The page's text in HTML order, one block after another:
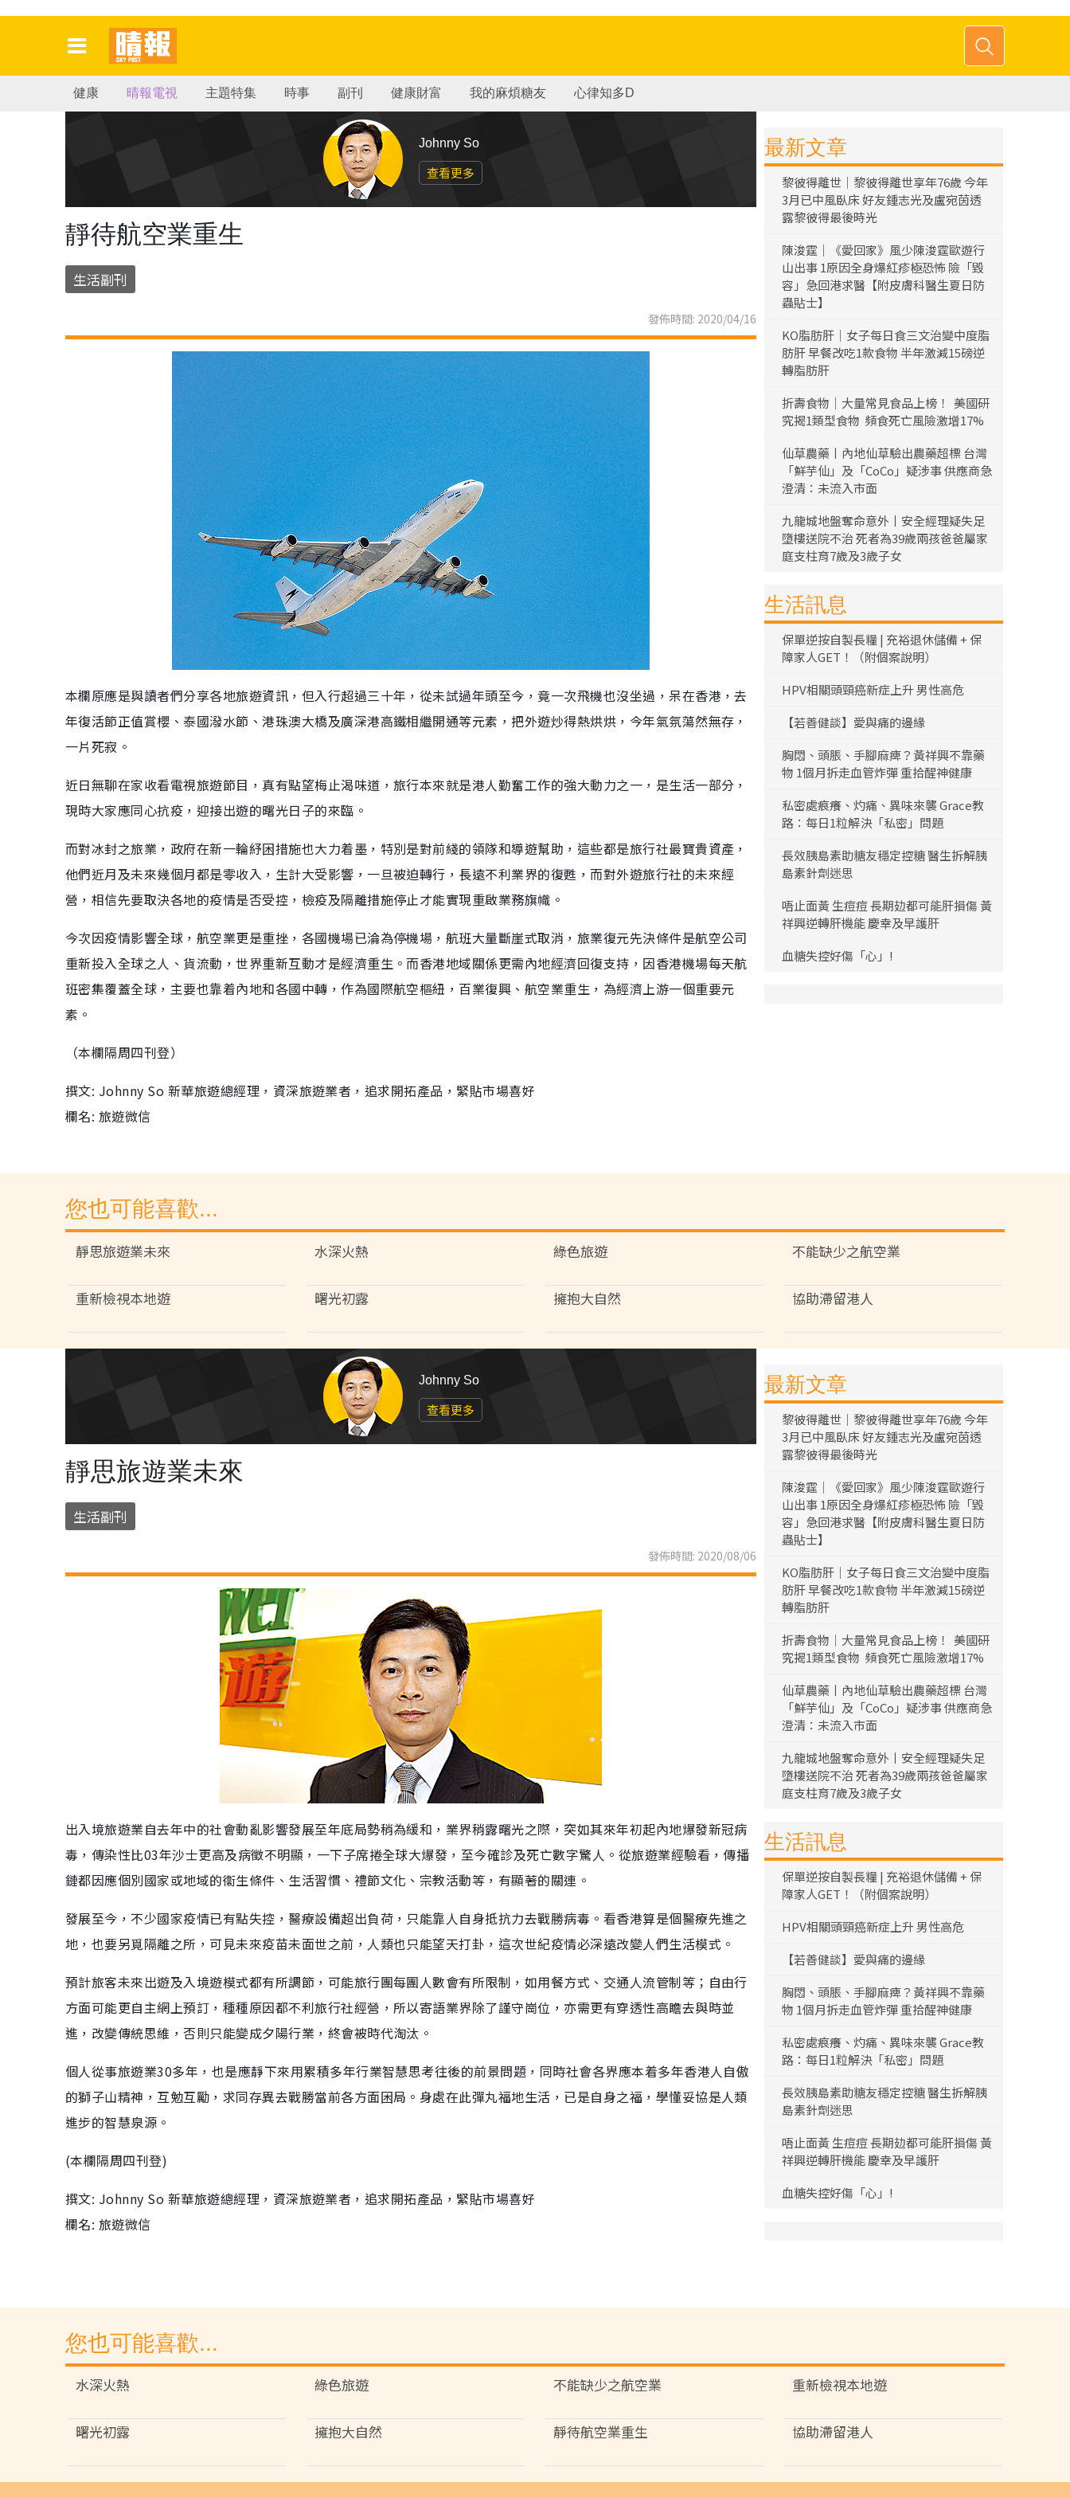
健康 晴報電視 主題特集 時事 副刊 健康財富 我的麻煩糖友 心律知多D
Johnny So
查看更多
靜待航空業重生
生活副刊
發佈時間: 2020/04/16
本欄原應是與讀者們分享各地旅遊資訊，但入行超過三十年，從未試過年頭至今，竟一次飛機也沒坐過，呆在香港，去
年復活節正值賞櫻、泰國潑水節、港珠澳大橋及廣深港高鐵相繼開通等元素，把外遊炒得熱烘烘，今年氣氛蕩然無存，
一片死寂。
近日無聊在家收看電視旅遊節目，真有點望梅止渴味道，旅行本來就是港人勤奮工作的強大動力之一，是生活一部分，
現時大家應同心抗疫，迎接出遊的曙光日子的來臨。
而對冰封之旅業，政府在新一輪紓困措施也大力着墨，特別是對前綫的領隊和導遊幫助，這些都是旅行社最寶貴資產，
他們近月及未來幾個月都是零收入，生計大受影響，一旦被迫轉行，長遠不利業界的復甦，而對外遊旅行社的未來經
營，相信先要取決各地的疫情是否受控，檢疫及隔離措施停止才能實現重啟業務旗幟。
今次因疫情影響全球，航空業更是重挫，各國機場已淪為停機場，航班大量斷崖式取消，旅業復元先決條件是航空公司
重新投入全球之人、貨流動，世界重新互動才是經濟重生。而香港地域關係更需內地經濟回復支持，因香港機場每天航
班密集覆蓋全球，主要也靠着內地和各國中轉，作為國際航空樞紐，百業復興、航空業重生，為經濟上游一個重要元
素。
（本欄隔周四刊登）
撰文: Johnny So 新華旅遊總經理，資深旅遊業者，追求開拓產品，緊貼市場喜好
欄名: 旅遊微信
最新文章
黎彼得離世｜黎彼得離世享年76歲 今年
3月已中風臥床 好友鍾志光及盧宛茵透
露黎彼得最後時光
陳浚霆｜《愛回家》風少陳浚霆歐遊行
山出事 1原因全身爆紅疹極恐怖 險「毀
容」急回港求醫【附皮膚科醫生夏日防
蟲貼士】
KO脂肪肝｜女子每日食三文治變中度脂
肪肝 早餐改吃1款食物 半年激減15磅逆
轉脂肪肝
折壽食物｜大量常見食品上榜！ 美國研
究揭1類型食物 頻食死亡風險激增17%
仙草農藥丨內地仙草驗出農藥超標 台灣
「鮮芋仙」及「CoCo」疑涉事 供應商急
澄清：未流入市面
九龍城地盤奪命意外丨安全經理疑失足
墮樓送院不治 死者為39歲兩孩爸爸屬家
庭支柱育7歲及3歲子女
生活訊息
保單逆按自製長糧 | 充裕退休儲備 + 保
障家人GET！（附個案說明）
HPV相關頭頸癌新症上升 男性高危
【若善健談】愛與痛的邊緣
胸悶、頭脹、手腳麻痺？黃祥興不靠藥
物 1個月拆走血管炸彈 重拾醒神健康
私密處痕癢、灼痛、異味來襲 Grace教
路：每日1粒解決「私密」問題
長效胰島素助糖友穩定控糖 醫生拆解胰
島素針劑迷思
唔止面黃 生痘痘 長期攰都可能肝損傷 黃
祥興逆轉肝機能 慶幸及早護肝
血糖失控好傷「心」!
您也可能喜歡...
靜思旅遊業未來 水深火熱 綠色旅遊 不能缺少之航空業
重新檢視本地遊 曙光初露 擁抱大自然 協助滯留港人
Johnny So
查看更多
靜思旅遊業未來
生活副刊
發佈時間: 2020/08/06
出入境旅遊業自去年中的社會動亂影響發展至年底局勢稍為緩和，業界稍露曙光之際，突如其來年初起內地爆發新冠病
毒，傳染性比03年沙士更高及病徵不明顯，一下子席捲全球大爆發，至今確診及死亡數字驚人。從旅遊業經驗看，傳播
鏈都因應個別國家或地域的衞生條件、生活習慣、禮節文化、宗教活動等，有顯著的關連。
發展至今，不少國家疫情已有點失控，醫療設備超出負荷，只能靠人自身抵抗力去戰勝病毒。看香港算是個醫療先進之
地，也要另覓隔離之所，可見未來疫苗未面世之前，人類也只能望天打卦，這次世紀疫情必深遠改變人們生活模式。
預計旅客未來出遊及入境遊模式都有所調節，可能旅行團每團人數會有所限制，如用餐方式、交通人流管制等；自由行
方面可能更自主網上預訂，種種原因都不利旅行社經營，所以寄語業界除了謹守崗位，亦需更有穿透性高瞻去與時並
進，改變傳統思維，否則只能變成夕陽行業，終會被時代淘汰。
個人從事旅遊業30多年，也是應靜下來用累積多年行業智慧思考往後的前景問題，同時社會各界應本着多年香港人自傲
的獅子山精神，互勉互勵，求同存異去戰勝當前各方面困局。身處在此彈丸福地生活，已是自身之福，學懂妥協是人類
進步的智慧泉源。
(本欄隔周四刊登)
撰文: Johnny So 新華旅遊總經理，資深旅遊業者，追求開拓產品，緊貼市場喜好
欄名: 旅遊微信
最新文章
黎彼得離世｜黎彼得離世享年76歲 今年
3月已中風臥床 好友鍾志光及盧宛茵透
露黎彼得最後時光
陳浚霆｜《愛回家》風少陳浚霆歐遊行
山出事 1原因全身爆紅疹極恐怖 險「毀
容」急回港求醫【附皮膚科醫生夏日防
蟲貼士】
KO脂肪肝｜女子每日食三文治變中度脂
肪肝 早餐改吃1款食物 半年激減15磅逆
轉脂肪肝
折壽食物｜大量常見食品上榜！ 美國研
究揭1類型食物 頻食死亡風險激增17%
仙草農藥丨內地仙草驗出農藥超標 台灣
「鮮芋仙」及「CoCo」疑涉事 供應商急
澄清：未流入市面
九龍城地盤奪命意外丨安全經理疑失足
墮樓送院不治 死者為39歲兩孩爸爸屬家
庭支柱育7歲及3歲子女
生活訊息
保單逆按自製長糧 | 充裕退休儲備 + 保
障家人GET！（附個案說明）
HPV相關頭頸癌新症上升 男性高危
【若善健談】愛與痛的邊緣
胸悶、頭脹、手腳麻痺？黃祥興不靠藥
物 1個月拆走血管炸彈 重拾醒神健康
私密處痕癢、灼痛、異味來襲 Grace教
路：每日1粒解決「私密」問題
長效胰島素助糖友穩定控糖 醫生拆解胰
島素針劑迷思
唔止面黃 生痘痘 長期攰都可能肝損傷 黃
祥興逆轉肝機能 慶幸及早護肝
血糖失控好傷「心」!
您也可能喜歡...
水深火熱 綠色旅遊 不能缺少之航空業 重新檢視本地遊
曙光初露 擁抱大自然 靜待航空業重生 協助滯留港人